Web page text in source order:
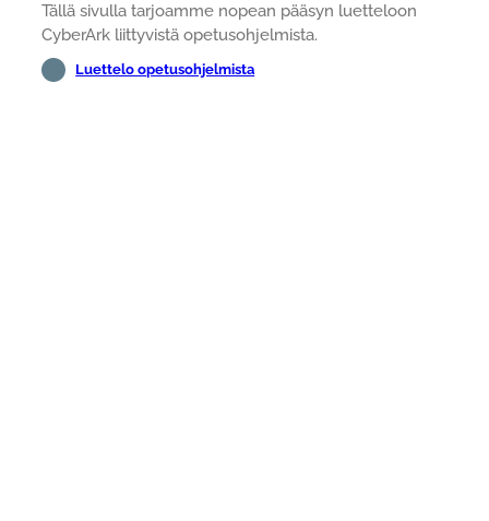
Tällä sivulla tarjoamme nopean pääsyn luetteloon
CyberArk liittyvistä opetusohjelmista.
Luettelo opetusohjelmista